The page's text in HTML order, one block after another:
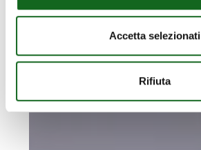
Accetta selezionati
Rifiuta